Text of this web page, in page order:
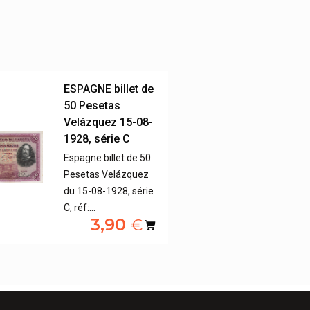
ESPAGNE billet de
50 Pesetas
Velázquez 15-08-
1928, série C
Espagne billet de 50
Pesetas Velázquez
du 15-08-1928, série
C, réf:…
3,90 €